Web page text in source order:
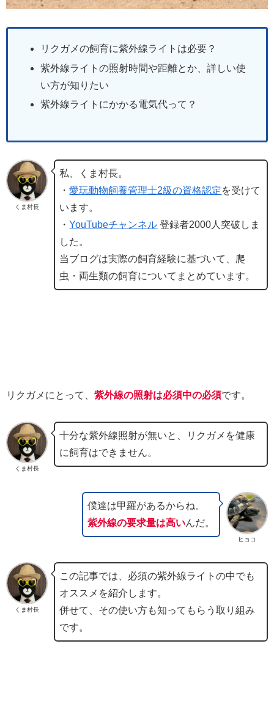
リクガメの飼育に紫外線ライトは必要？
紫外線ライトの照射時間や距離とか、詳しい使
い方が知りたい
紫外線ライトにかかる電気代って？
くま村長
私、くま村長。
・愛玩動物飼養管理士2級の資格認定を受けて
います。
・YouTubeチャンネル 登録者2000人突破しま
した。
当ブログは実際の飼育経験に基づいて、爬
虫・両生類の飼育についてまとめています。
リクガメにとって、 紫外線の照射は必須中の必須です。
くま村長
十分な紫外線照射が無いと、リクガメを健康
に飼育はできません。
ヒョコ
僕達は甲羅があるからね。
紫外線の要求量は高いんだ。
くま村長
この記事では、必須の紫外線ライトの中でも
オススメを紹介します。
併せて、その使い方も知ってもらう取り組み
です。